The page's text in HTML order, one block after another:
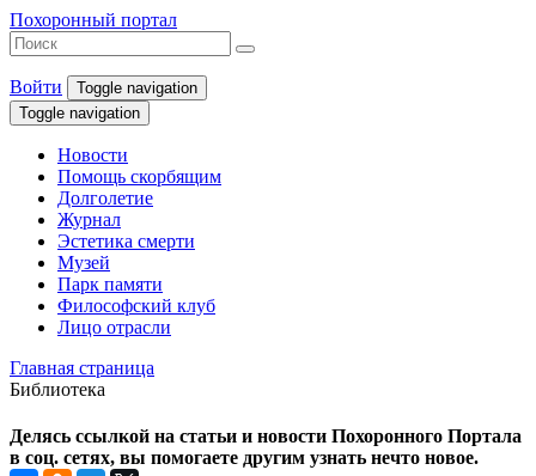
Похоронный портал
Войти
Toggle navigation
Toggle navigation
Новости
Помощь скорбящим
Долголетие
Журнал
Эстетика смерти
Музей
Парк памяти
Философский клуб
Лицо отрасли
Главная страница
Библиотека
Делясь ссылкой на статьи и новости Похоронного Портала
в соц. сетях, вы помогаете другим узнать нечто новое.